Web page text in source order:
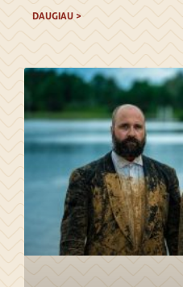
DAUGIAU >